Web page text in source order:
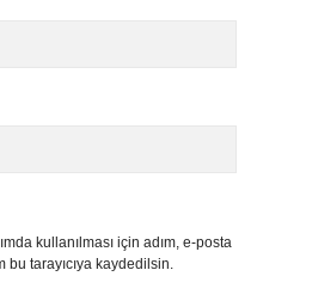
kullanılması için adım, e-posta
tarayıcıya kaydedilsin.